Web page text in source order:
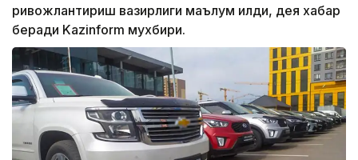
ривожлантириш вазирлиги маълум қилди, дея хабар
беради Kazinform мухбири.